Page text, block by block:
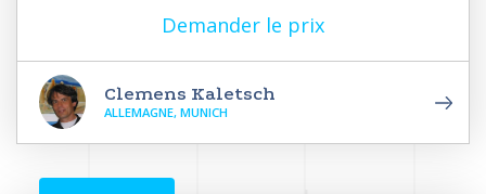
Demander le prix
Clemens Kaletsch
ALLEMAGNE, MUNICH